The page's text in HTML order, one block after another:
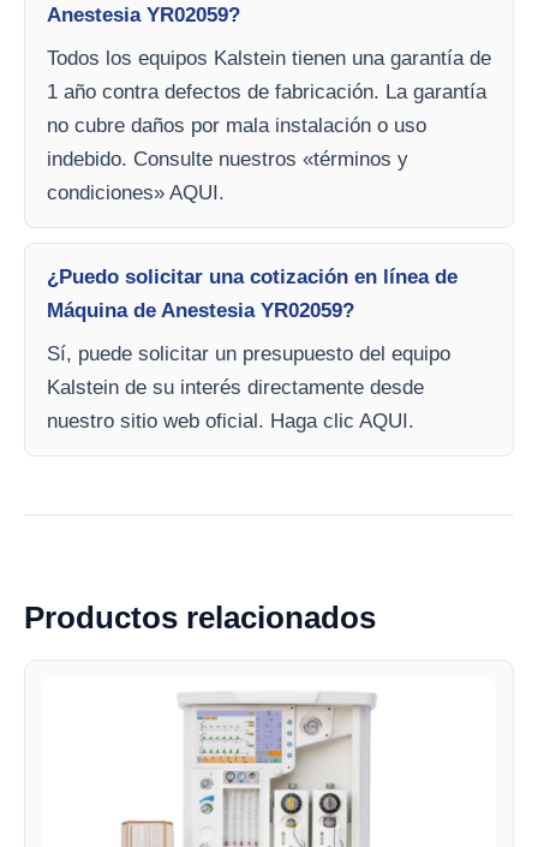
Anestesia YR02059?
Todos los equipos Kalstein tienen una garantía de
1 año contra defectos de fabricación. La garantía
no cubre daños por mala instalación o uso
indebido. Consulte nuestros «términos y
condiciones» AQUI.
¿Puedo solicitar una cotización en línea de
Máquina de Anestesia YR02059?
Sí, puede solicitar un presupuesto del equipo
Kalstein de su interés directamente desde
nuestro sitio web oficial. Haga clic AQUI.
Productos relacionados